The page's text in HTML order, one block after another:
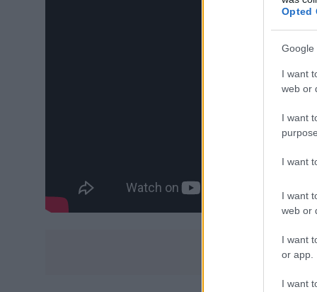
Opted
Google
I want
web or
I want
I want
I want
web or
I want
or app.
I want